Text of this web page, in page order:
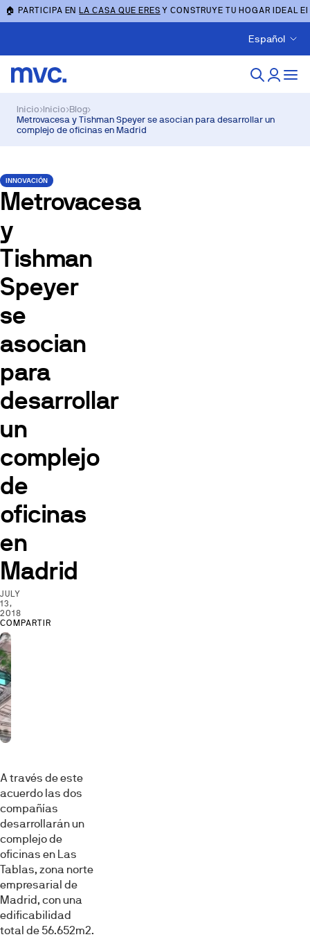
🏠 PARTICIPA ENLA CASA QUE ERES Y CONSTRUYE TU HOGAR IDEAL
Español
Inicio›Inicio›Blog›
Metrovacesa y Tishman Speyer se asocian para desarrollar un
complejo de oficinas en Madrid
INNOVACIÓN
Metrovacesa
y
Tishman
Speyer
se
asocian
para
desarrollar
un
complejo
de
oficinas
en
Madrid
JULY
13,
2018
COMPARTIR
A través de este
acuerdo las dos
compañías
desarrollarán un
complejo de
oficinas en Las
Tablas, zona norte
empresarial de
Madrid, con una
edificabilidad
total de 56.652m2.